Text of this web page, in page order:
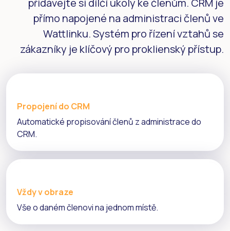
přidávejte si dílčí úkoly ke členům. CRM je
přímo napojené na administraci členů ve
Wattlinku. Systém pro řízení vztahů se
zákazníky je klíčový pro proklienský přístup.
Propojení do CRM
Automatické propisování členů z administrace do
CRM.
Vždy v obraze
Vše o daném členovi na jednom místě.